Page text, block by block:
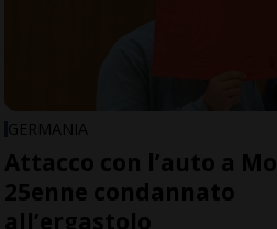
GERMANIA
Attacco con l’auto a
25enne condannato
all’ergastolo